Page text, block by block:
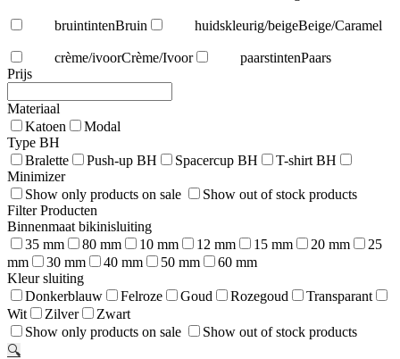
bruintintenBruin huidskleurig/beigeBeige/Caramel
crème/ivoorCrème/Ivoor paarstintenPaars
Prijs
Materiaal
Katoen
Modal
Type BH
Bralette
Push-up BH Spacercup BH
T-shirt BH
Minimizer
Show only products on sale
Show out of stock products
Filter Producten
Binnenmaat bikinisluiting
35 mm
80 mm 10 mm 12 mm 15 mm 20 mm
25
mm
30 mm 40 mm 50 mm
60 mm
Kleur sluiting
Donkerblauw
Felroze Goud Rozegoud
Transparant
Wit
Zilver
Zwart
Show only products on sale
Show out of stock products
🔍